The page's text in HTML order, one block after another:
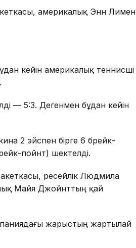
америкалық Энн Лимен
кейін америкалық теннисші
— 5:3. Дегенмен бұдан кейін
2 эйспен бірге 6 брейк-
пойнт) шектелді.
ресейлік Людмила
Майя Джойнттың қай
жарыстың жартылай